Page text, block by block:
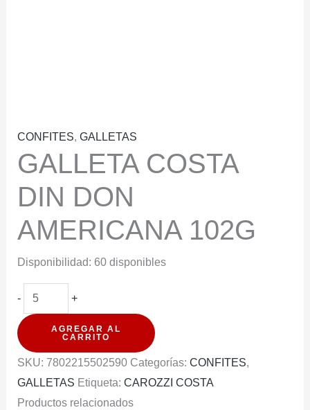
CONFITES, GALLETAS
GALLETA COSTA
DIN DON
AMERICANA 102G
Disponibilidad: 60 disponibles
-
GALLETA
COSTA
DON
+
AGREGAR AL
CARRITO
SKU: 7802215502590 Categorías: CONFITES,
GALLETAS Etiqueta: CAROZZI COSTA
Productos relacionados